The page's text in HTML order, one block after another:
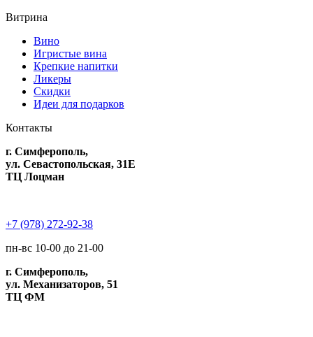
Витрина
Вино
Игристые вина
Крепкие напитки
Ликеры
Скидки
Идеи для подарков
Контакты
г. Симферополь,
ул. Севастопольская, 31Е
ТЦ Лоцман
+7 (978) 272-92-38
пн-вс 10-00 до 21-00
г. Симферополь,
ул. Механизаторов, 51
ТЦ ФМ